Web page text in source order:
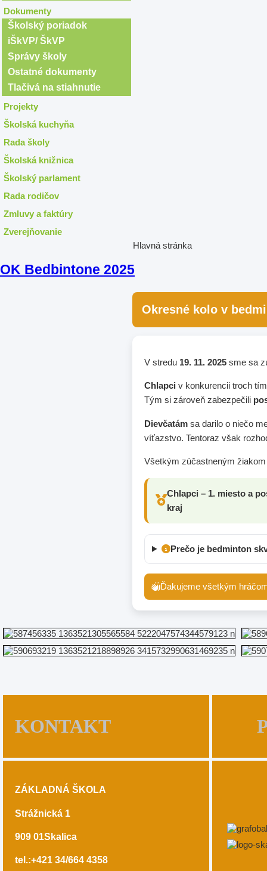
Dokumenty
Školský poriadok
iŠkVP/ ŠkVP
Správy školy
Ostatné dokumenty
Tlačivá na stiahnutie
Projekty
Školská kuchyňa
Rada školy
Školská knižnica
Školský parlament
Rada rodičov
Zmluvy a faktúry
Zverejňovanie
Hlavná stránka
OK Bedbintone 2025
Okresné kolo v
V stredu 19. 11. 2025 sme sa
Chlapci v konkurencii troch
Tým si zároveň zabezpečili
Dievčatám sa darilo o niečo
víťazstvo. Tentoraz však
Všetkým zúčastneným
Chlapci – 1. miesto a
kraj
Prečo je bedminton
Ďakujeme všetkým
KONTAKT
ZÁKLADNÁ ŠKOLA
Strážnická 1
909 01Skalica
tel.:+421 34/664 4358